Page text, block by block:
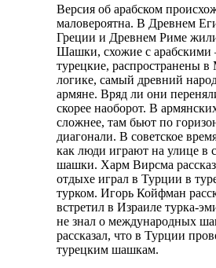
Версия об арабском
маловероятна. В Древнем
Греции и Древнем Риме
Шашки, схожие с арабскими
турецкие, распространены
логике, самый древний
армяне. Вряд ли они
скорее наоборот. В
сложнее, там бьют по
диагонали. В советское
как люди играют на улице в
шашки. Харм Вирсма
отдыхе играл в Турции в
турком. Игорь Койфман
встретил в Израиле турка-
не знал о международных
рассказал, что в Турции
турецким шашкам.